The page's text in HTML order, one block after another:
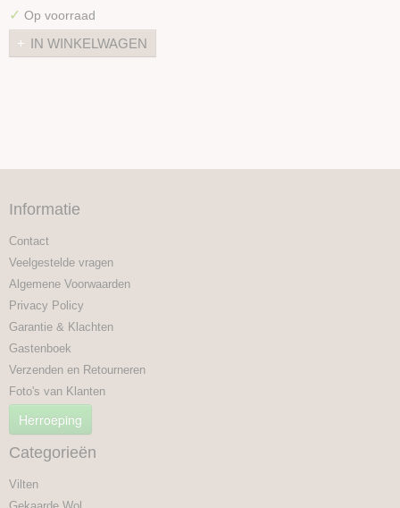
✓ Op voorraad
IN WINKELWAGEN
Informatie
Contact
Veelgestelde vragen
Algemene Voorwaarden
Privacy Policy
Garantie & Klachten
Gastenboek
Verzenden en Retourneren
Foto's van Klanten
Herroeping
Categorieën
Vilten